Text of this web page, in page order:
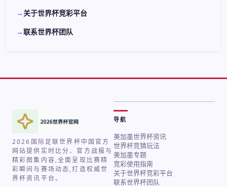
关于世界杯竞彩平台
联系世界杯团队
2026国际足联世界杯中国官方
网站提供实时比分、官方战报与
精彩图集内容,全面呈现比赛精
彩瞬间与赛场动态,打造权威世
界杯资讯平台。
导航
美加墨世界杯资讯
世界杯竞猜玩法
美加墨专题
竞彩使用指南
关于世界杯竞彩平台
联系世界杯团队